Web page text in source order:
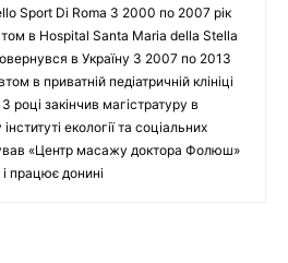
Sport Di Roma З 2000 по 2007 рік
в Hospital Santa Maria della Stella
в Україну З 2007 по 2013
в приватній педіатричній клініці
році закінчив магістратуру в
екології та соціальних
«Центр масажу доктора Фолюш»
працює донині